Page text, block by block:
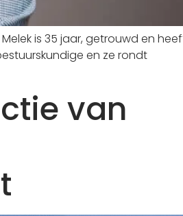
is 35 jaar, getrouwd en
en ze rondt
van